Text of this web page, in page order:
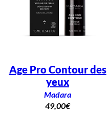
Age Pro Contour des
yeux
Madara
49,00€